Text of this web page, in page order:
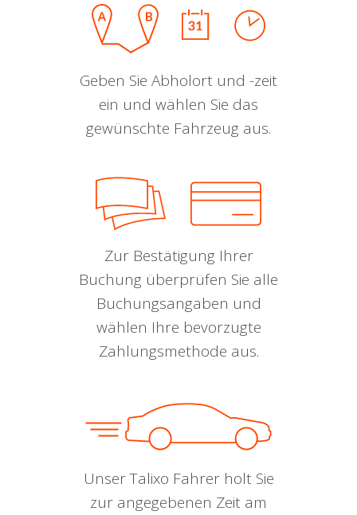
Geben Sie Abholort und -zeit
ein und wählen Sie das
gewünschte Fahrzeug aus.
Zur Bestätigung Ihrer
Buchung überprüfen Sie alle
Buchungsangaben und
wählen Ihre bevorzugte
Zahlungsmethode aus.
Unser Talixo Fahrer holt Sie
zur angegebenen Zeit am